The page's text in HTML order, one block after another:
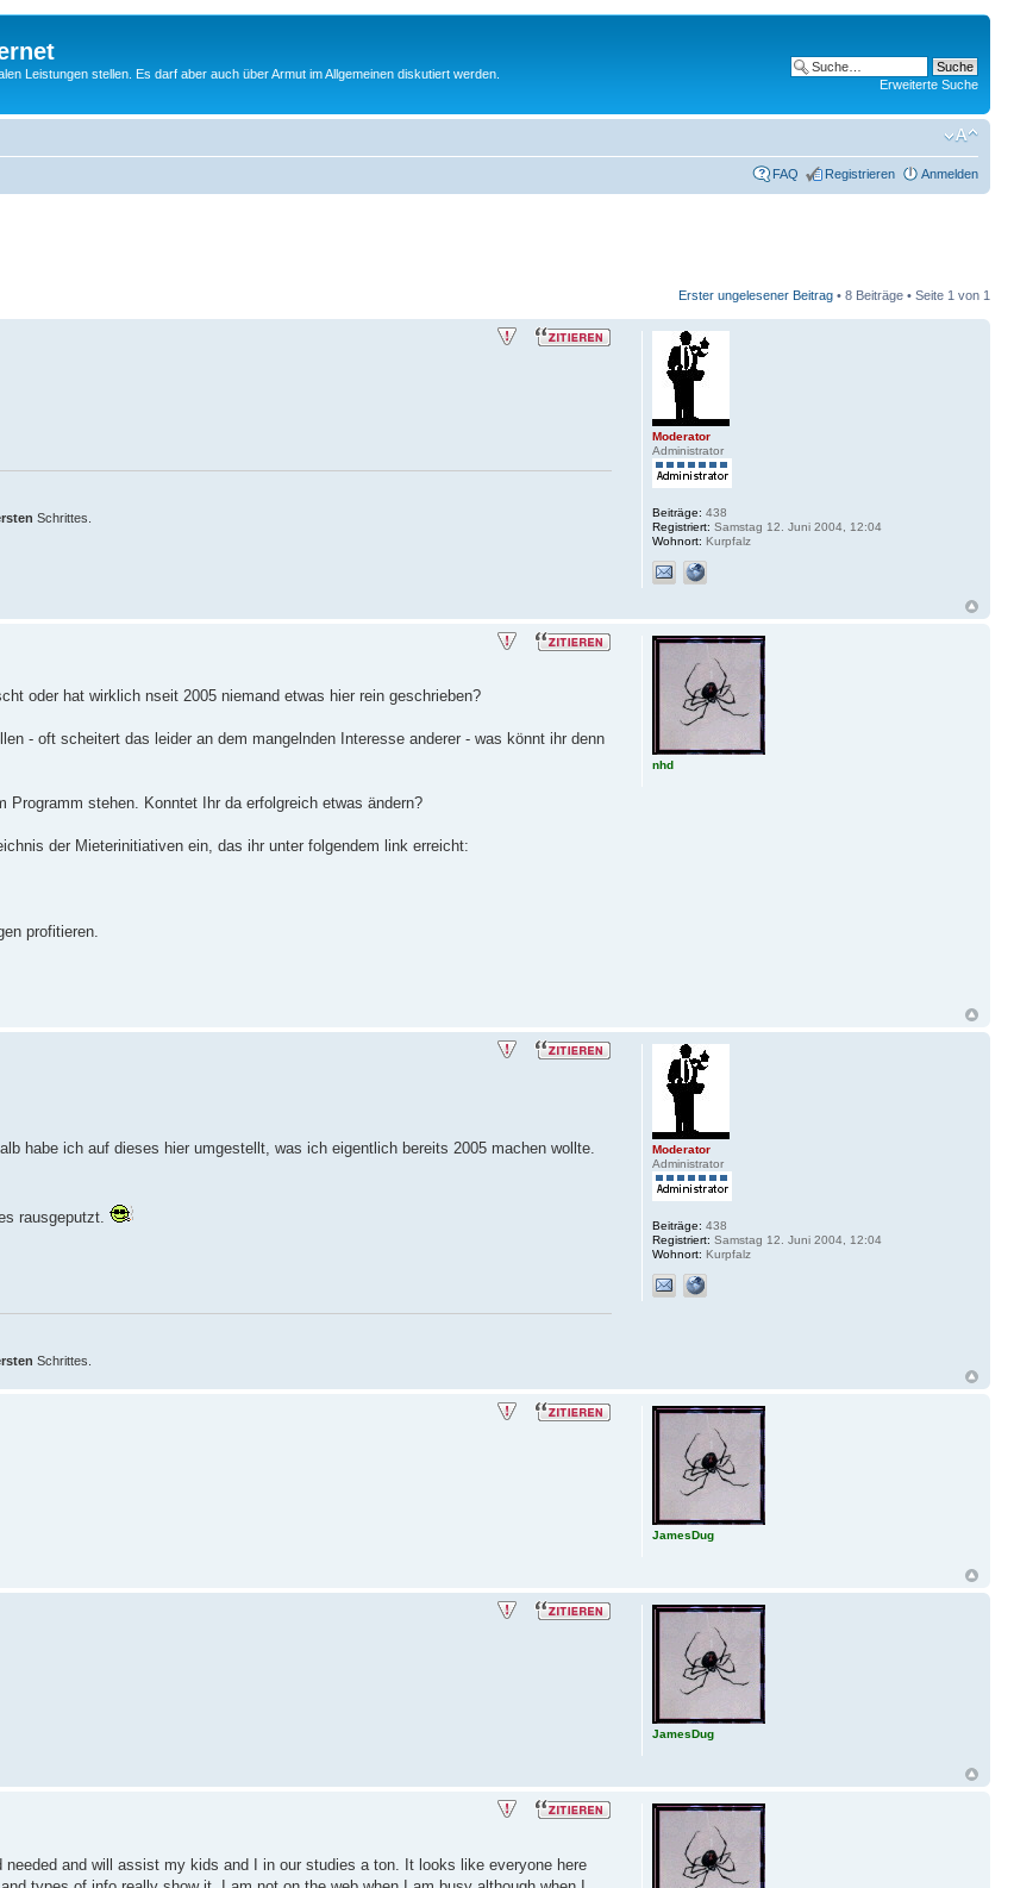
Leistungen stellen. Es darf aber auch über Armut im Allgemeinen diskutiert werden.
Erweiterte Suche
FAQ Registrieren Anmelden
Erster ungelesener Beitrag • 8 Beiträge • Seite 1 von 1
Schrittes.
Moderator
Administrator
Beiträge: 438
Registriert: Samstag 12. Juni 2004, 12:04
Wohnort: Kurpfalz
oder hat wirklich nseit 2005 niemand etwas hier rein geschrieben?
- oft scheitert das leider an dem mangelnden Interesse anderer - was könnt ihr denn
stehen. Konntet Ihr da erfolgreich etwas ändern?
der Mieterinitiativen ein, das ihr unter folgendem link erreicht:
profitieren.
nhd
habe ich auf dieses hier umgestellt, was ich eigentlich bereits 2005 machen wollte.
rausgeputzt.
Schrittes.
Moderator
Administrator
Beiträge: 438
Registriert: Samstag 12. Juni 2004, 12:04
Wohnort: Kurpfalz
JamesDug
JamesDug
and will assist my kids and I in our studies a ton. It looks like everyone here